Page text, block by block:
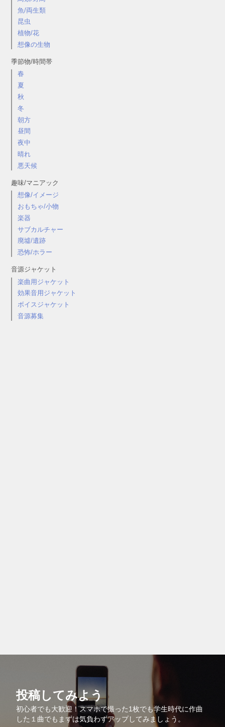
魚/両生類
昆虫
植物/花
想像の生物
季節物/時間帯
春
夏
秋
冬
朝方
昼間
夜中
晴れ
悪天候
趣味/マニアック
想像/イメージ
おもちゃ/小物
楽器
サブカルチャー
廃墟/遺跡
恐怖/ホラー
音源ジャケット
楽曲用ジャケット
効果音用ジャケット
ボイスジャケット
音源募集
投稿してみよう
初心者でも大歓迎！スマホで撮った1枚でも学生時代に作曲
した１曲でもまずは気負わずアップしてみましょう。